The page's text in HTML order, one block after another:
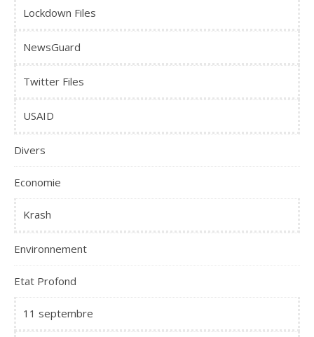
Lockdown Files
NewsGuard
Twitter Files
USAID
Divers
Economie
Krash
Environnement
Etat Profond
11 septembre